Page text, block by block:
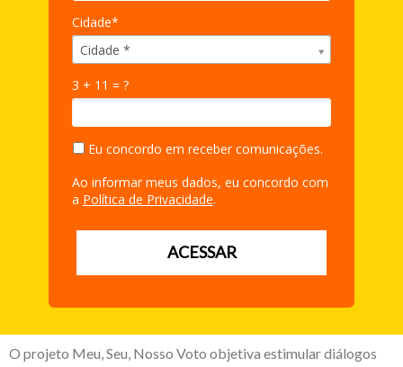
Cidade*
Cidade *
Cidade*
3 + 11 = ?
Eu concordo em receber comunicações.
Ao informar meus dados, eu concordo com
a Política de Privacidade.
ACESSAR
O projeto Meu, Seu, Nosso Voto objetiva estimular diálogos